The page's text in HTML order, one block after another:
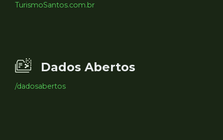
TurismoSantos.com.br
Dados Abertos
/dadosabertos